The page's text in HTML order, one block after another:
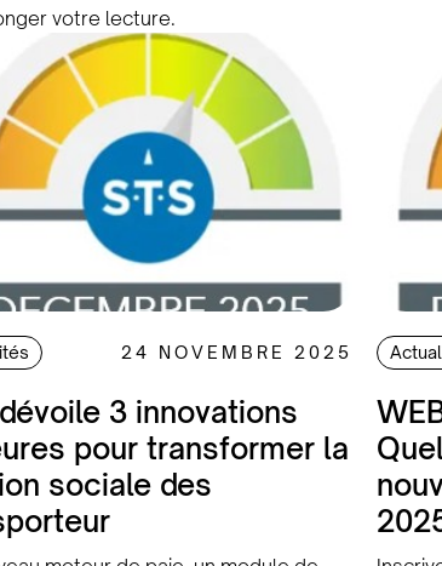
votre lecture.
24 NOVEMBRE 2025
3 innovations
pour transformer la
sociale des